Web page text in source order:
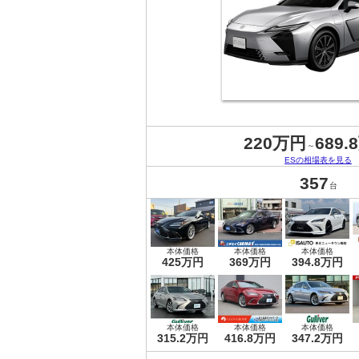
220万円 ～
ESの相場表を見る
357 台
本体価格
425万円
本体価格
369万円
本体価格
394.8万円
本体価格
315.2万円
本体価格
416.8万円
本体価格
347.2万円